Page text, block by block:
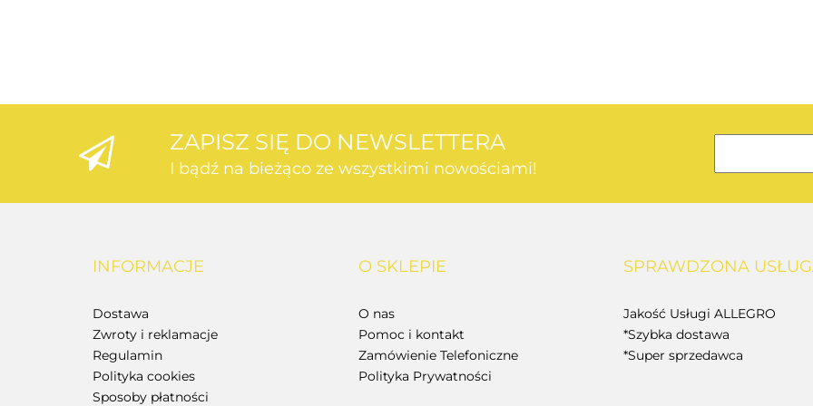
BOSCH
ZAPISZ SIĘ DO NEWSLETTERA
I bądź na bieżąco ze wszystkimi nowościami!
INFORMACJE
Dostawa
Zwroty i reklamacje
Regulamin
Polityka cookies
Sposoby płatności
O SKLEPIE
O nas
Pomoc i kontakt
Zamówienie Telefoniczne
Polityka Prywatności
SPRAWDZONA
Jakość Usługi ALLEGRO
*Szybka dostawa
*Super sprzedawca